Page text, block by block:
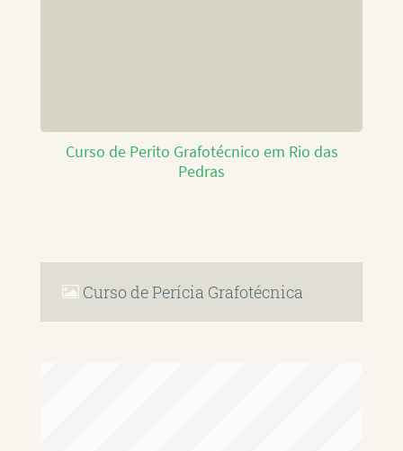
Curso de Perito Grafotécnico em Rio das
Pedras
Curso de Perícia Grafotécnica